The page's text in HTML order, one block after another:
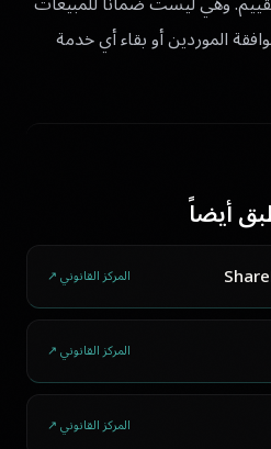
الموردين أو بقاء أي خدمة
أيضاً
المركز القانوني ↗
المركز القانوني ↗
المركز القانوني ↗